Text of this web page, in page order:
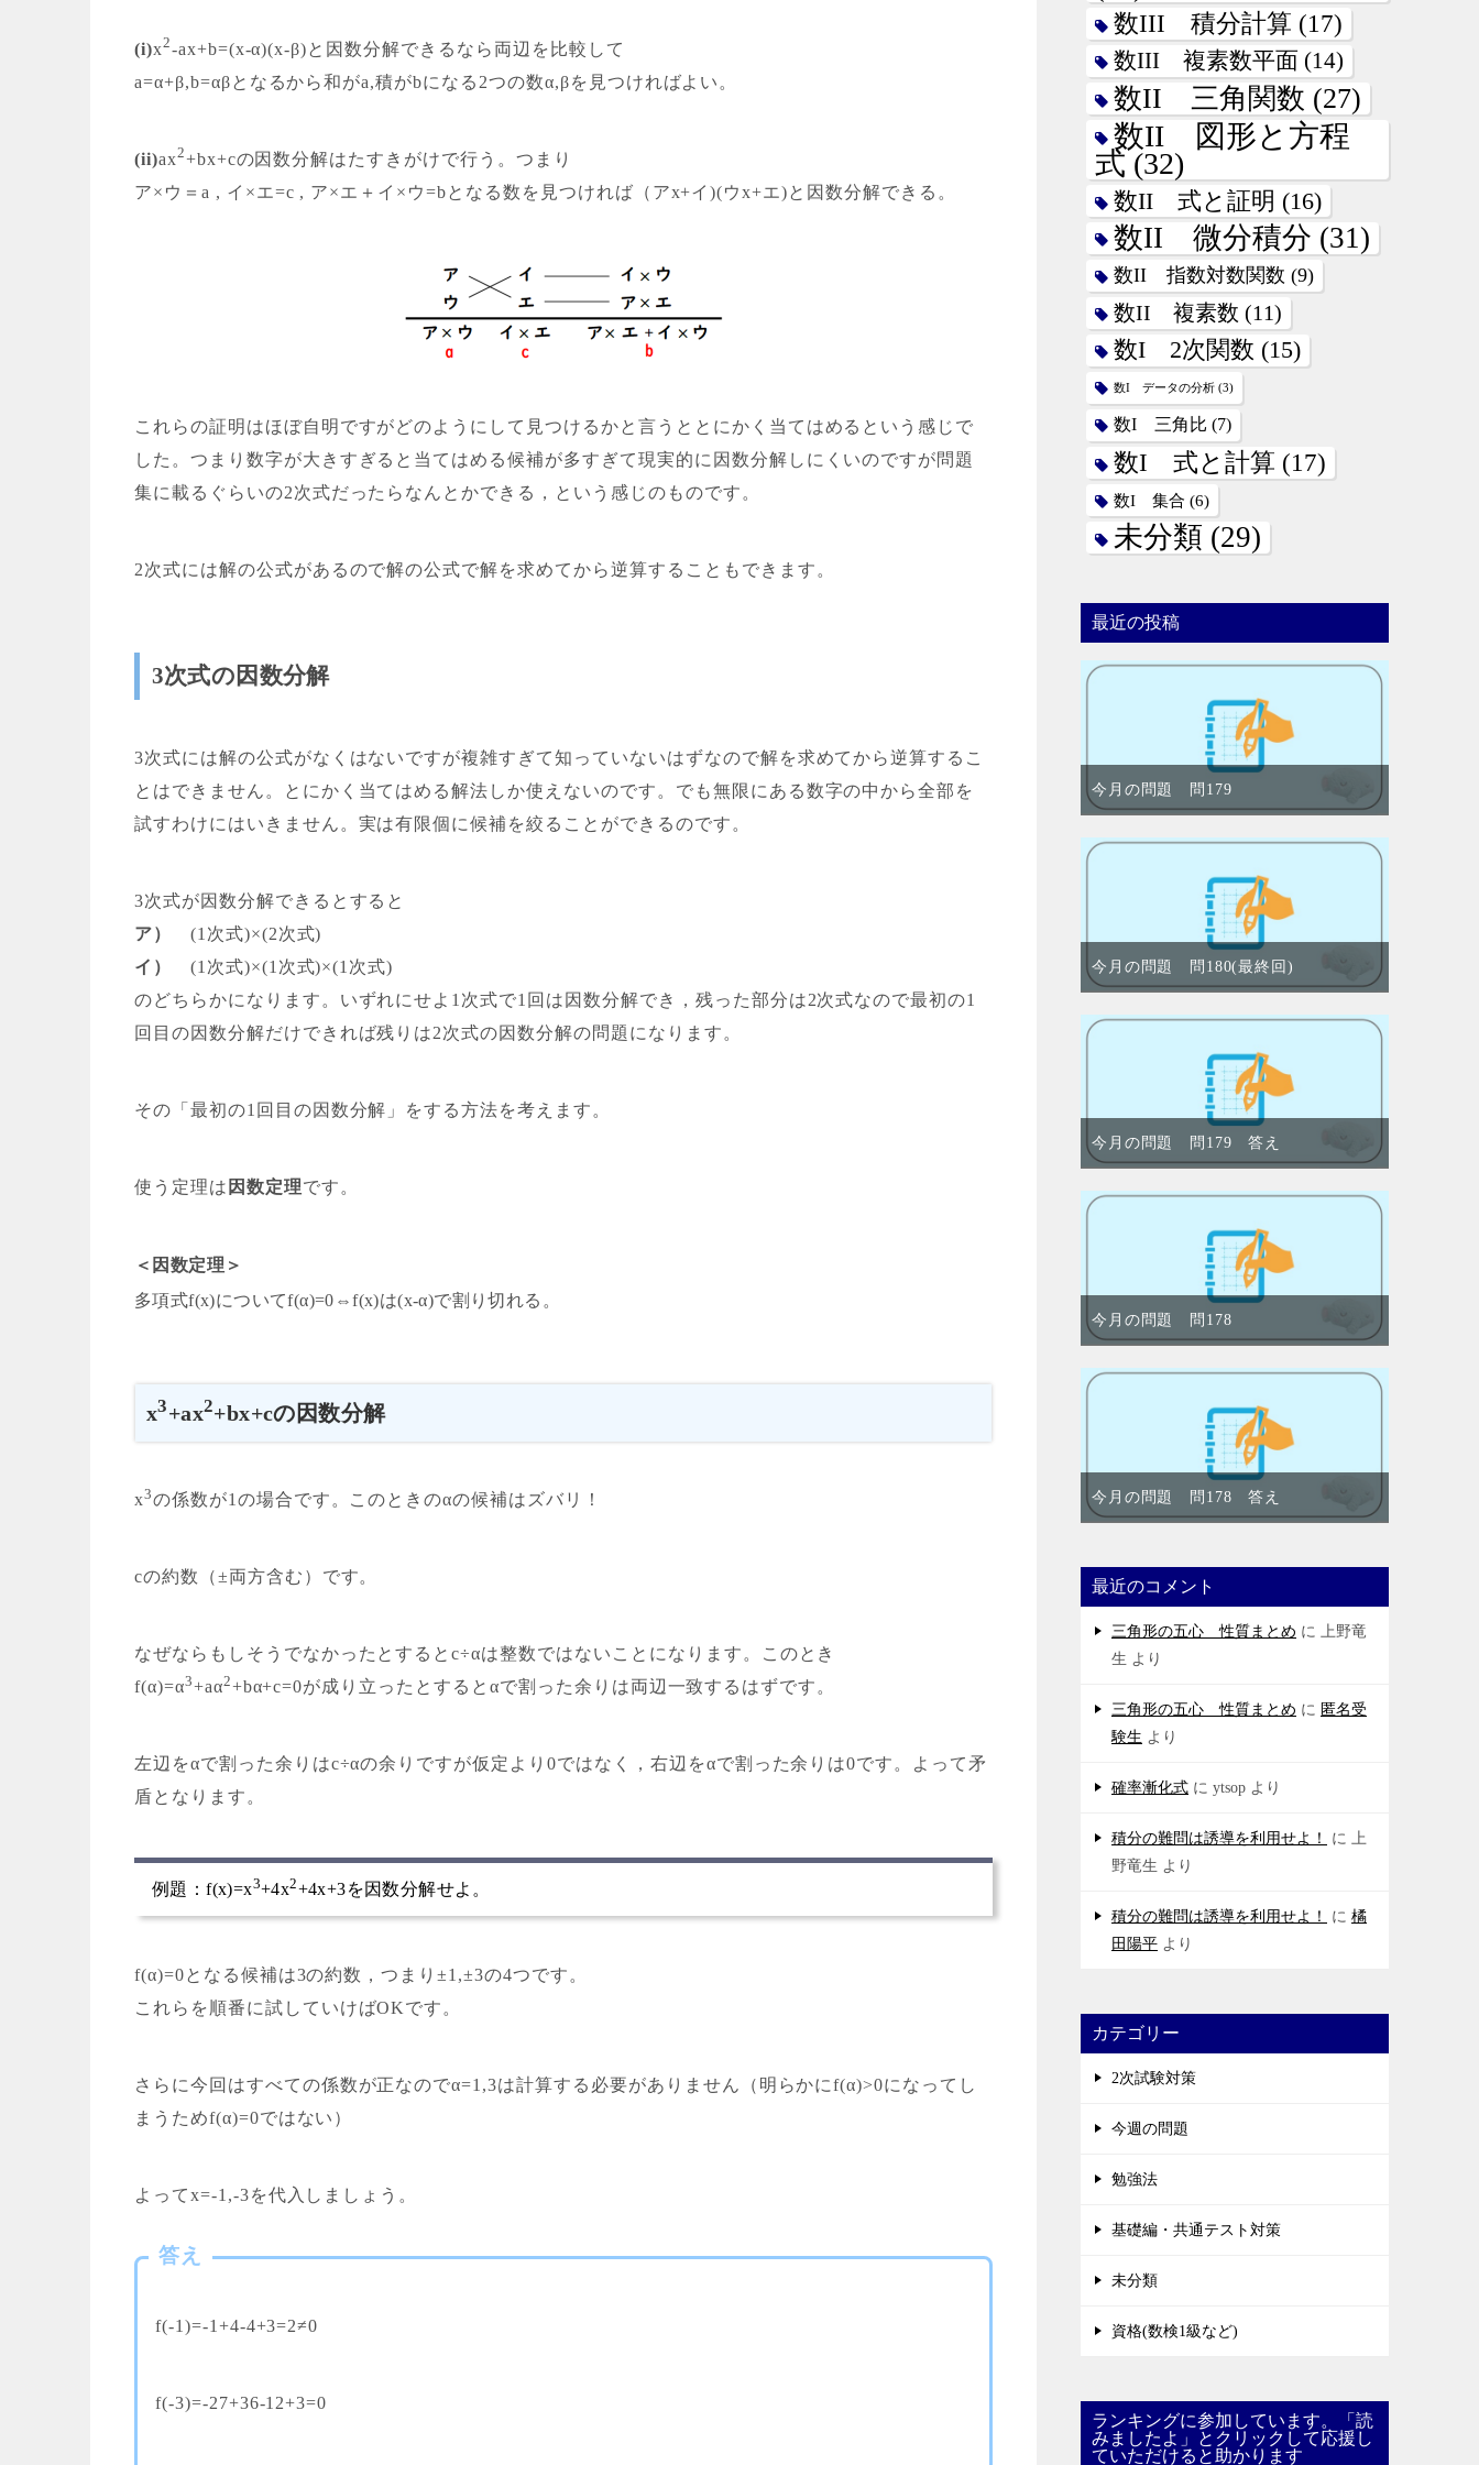
(i)x2-ax+b=(x-α)(x-β)と因数分解できるなら両辺を比較して
a=α+β,b=αβとなるから和がa,積がbになる2つの数α,βを見つければよい。
(ii)ax2+bx+cの因数分解はたすきがけで行う。つまり
ア×ウ＝a , イ×エ=c , ア×エ＋イ×ウ=bとなる数を見つければ（アx+イ)(ウx+エ)と因数分解できる。
これらの証明はほぼ自明ですがどのようにして見つけるかと言うと とにかく当てはめる という感じで
した。つまり数字が大きすぎると当てはめる候補が多すぎて現実的に因数分解しにくいのですが問題
集に載るぐらいの2次式だったらなんとかできる，という感じのものです。
2次式には解の公式があるので解の公式で解を求めてから逆算することもできます。
3次式の因数分解
3次式には解の公式がなくはないですが複雑すぎて知っていないはずなので解を求めてから逆算するこ
とはできません。
とにかく当てはめる解法しか使えないのです。でも無限にある数字の中から全部を
試すわけにはいきません。実は有限個に候補を絞ることができるのです。
3次式が因数分解できるとすると
ア）
(1次式)×(2次式)
イ）
(1次式)×(1次式)×(1次式)
のどちらかになります。いずれにせよ1次式で1回は因数分解でき，残った部分は2次式なので最初の1
回目の因数分解だけできれば残りは2次式の因数分解の問題になります。
その「最初の1回目の因数分解」をする方法を考えます。
使う定理は 因数定理です。
＜因数定理＞
多項式f(x)についてf(α)=0⇔f(x)は(x-α)で割り切れる。
x3+ax2+bx+cの因数分解
x3の係数が1の場合です。このときのαの候補はズバリ！
cの約数（±両方含む） です。
なぜならもしそうでなかったとするとc÷αは整数ではないことになります。このとき
f(α)=α3+aα2+bα+c=0が成り立ったとするとαで割った余りは両辺一致するはずです。
左辺をαで割った余りはc÷αの余りですが仮定より0ではなく，右辺をαで割った余りは0です。よって矛
盾となります。
例題：f(x)=x3+4x2+4x+3を因数分解せよ。
f(α)=0となる候補は3の約数，つまり±1,±3の4つです。
これらを順番に試していけばOKです。
さらに今回はすべての係数が正なのでα=1,3は計算する必要がありません（明らかにf(α)>0になってし
まうためf(α)=0ではない）
よってx=-1,-3を代入しましょう。
答え
f(-1)=-1+4-4+3=2≠0
f(-3)=-27+36-12+3=0
数III 積分計算 (17)
数III 複素数平面 (14)
数II 三角関数 (27)
数II 図形と方程
式 (32)
数II 式と証明 (16)
数II 微分積分 (31)
数II 指数対数関数 (9)
数II 複素数 (11)
数I 2次関数 (15)
数I データの分析 (3)
数I 三角比 (7)
数I 式と計算 (17)
数I 集合 (6)
未分類 (29)
最近の投稿
今月の問題 問179
今月の問題 問180(最終回)
今月の問題 問179 答え
今月の問題 問178
今月の問題 問178 答え
最近のコメント
三角形の五心 性質まとめ に 上野竜
生 より
三角形の五心 性質まとめ に 匿名受
験生 より
確率漸化式 に ytsop より
積分の難問は誘導を利用せよ！ に 上
野竜生 より
積分の難問は誘導を利用せよ！ に 橘
田陽平 より
カテゴリー
2次試験対策
今週の問題
勉強法
基礎編・共通テスト対策
未分類
資格(数検1級など)
ランキングに参加しています。「読
みましたよ」とクリックして応援し
ていただけると助かります